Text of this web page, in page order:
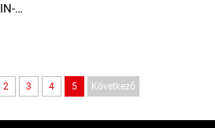
2 3 4 5 Következő